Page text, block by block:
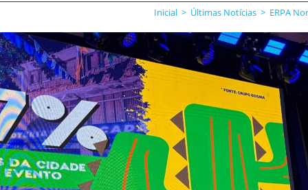
Inicial > Últimas Notícias > ERPA